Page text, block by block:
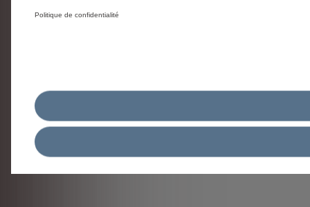
Politique de confidentialité